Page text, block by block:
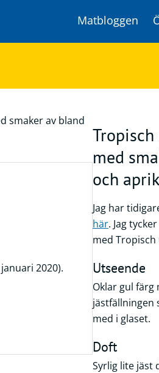
Matbloggen
2020).
med
och
Jag har
här. Jag
med Tropisch
Utseende
Oklar gul färg
jästfällningen
med i glaset.
Doft
Syrlig lite jäst